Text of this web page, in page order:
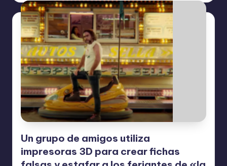
Un grupo de amigos utiliza
impresoras 3D para crear fichas